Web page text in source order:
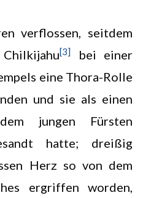
verflossen, seitdem
[3]
bei einer
eine Thora-Rolle
und sie als einen
jungen Fürsten
hatte; dreißig
Herz so von dem
ergriffen worden,